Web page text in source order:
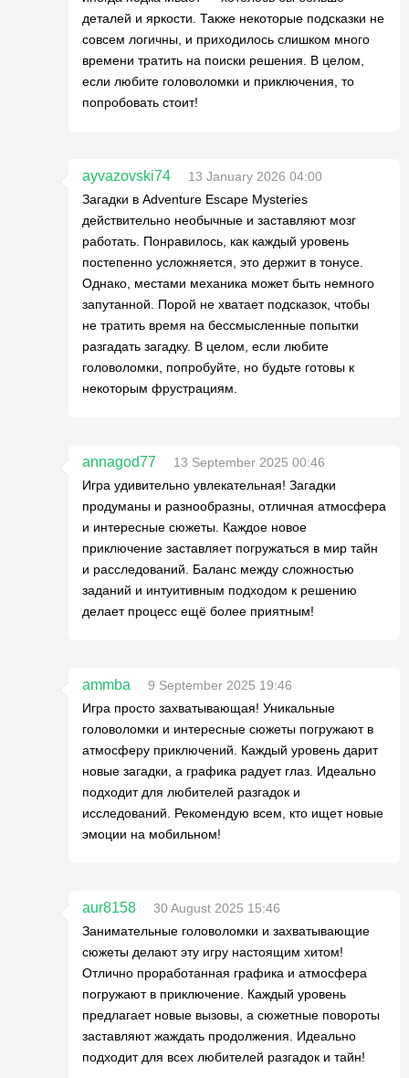
деталей и яркости. Также некоторые подсказки не
совсем логичны, и приходилось слишком много
времени тратить на поиски решения. В целом,
если любите головоломки и приключения, то
попробовать стоит!
ayvazovski74
13 January 2026 04:00
Загадки в Adventure Escape Mysteries
действительно необычные и заставляют мозг
работать. Понравилось, как каждый уровень
постепенно усложняется, это держит в тонусе.
Однако, местами механика может быть немного
запутанной. Порой не хватает подсказок, чтобы
не тратить время на бессмысленные попытки
разгадать загадку. В целом, если любите
головоломки, попробуйте, но будьте готовы к
некоторым фрустрациям.
annagod77
13 September 2025 00:46
Игра удивительно увлекательная! Загадки
продуманы и разнообразны, отличная атмосфера
и интересные сюжеты. Каждое новое
приключение заставляет погружаться в мир тайн
и расследований. Баланс между сложностью
заданий и интуитивным подходом к решению
делает процесс ещё более приятным!
ammba
9 September 2025 19:46
Игра просто захватывающая! Уникальные
головоломки и интересные сюжеты погружают в
атмосферу приключений. Каждый уровень дарит
новые загадки, а графика радует глаз. Идеально
подходит для любителей разгадок и
исследований. Рекомендую всем, кто ищет новые
эмоции на мобильном!
aur8158
30 August 2025 15:46
Занимательные головоломки и захватывающие
сюжеты делают эту игру настоящим хитом!
Отлично проработанная графика и атмосфера
погружают в приключение. Каждый уровень
предлагает новые вызовы, а сюжетные повороты
заставляют жаждать продолжения. Идеально
подходит для всех любителей разгадок и тайн!